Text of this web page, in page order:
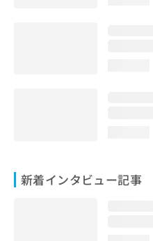
新着インタビュー記事